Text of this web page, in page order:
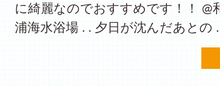
に綺麗なのでおすすめです！！
浦海水浴場 . . 夕日が沈んだあとの